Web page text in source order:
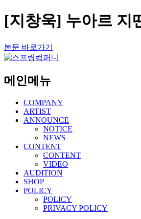
[지창욱] 누아르 지
본문 바로가기
메인메뉴
COMPANY
ARTIST
ANNOUNCE
NOTICE
NEWS
CONTENT
CONTENT
VIDEO
AUDITION
SHOP
POLICY
POLICY
PRIVACY POLICY